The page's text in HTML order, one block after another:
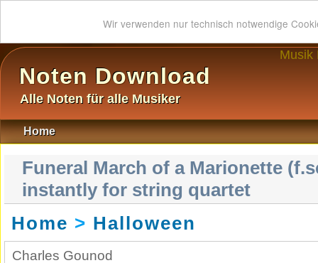
Wir verwenden nur technisch notwendige
Noten Download
Alle Noten für alle Musiker
Musik
Home
Funeral March of a Marionette
instantly for string quartet
Home > Halloween
Charles Gounod